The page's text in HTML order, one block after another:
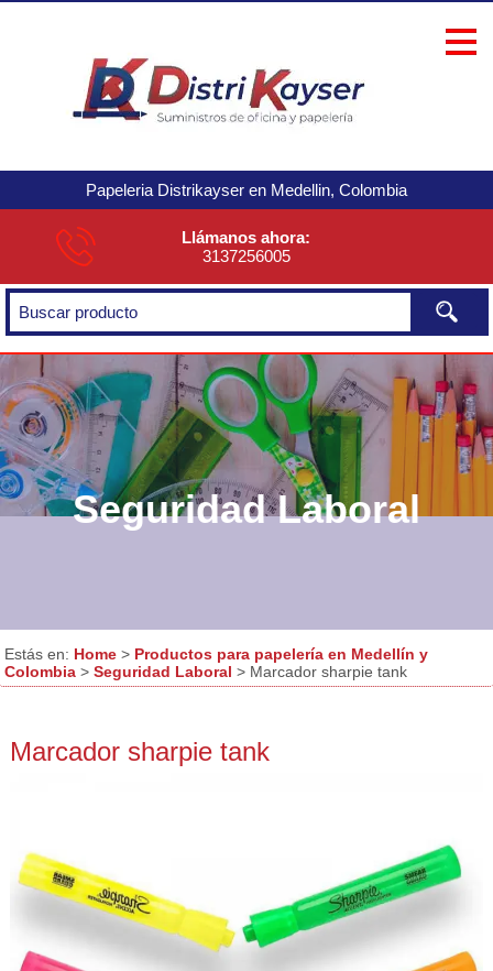
Papeleria Distrikayser en Medellin, Colombia
Llámanos ahora:
3137256005
Seguridad Laboral
Estás en: Home > Productos para papelería en Medellín y
Colombia >Seguridad Laboral > Marcador sharpie tank
Marcador sharpie tank